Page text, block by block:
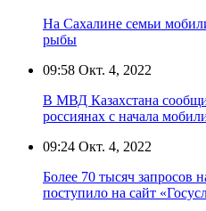
На Сахалине семьи
рыбы
09:58 Окт. 4, 2022
В МВД Казахстана
россиянах с начала
09:24 Окт. 4, 2022
Более 70 тысяч запросов
поступило на сайт